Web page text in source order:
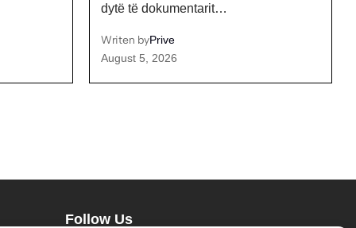
dhe…
Writen byPrive
May 4, 2026
Follow Us